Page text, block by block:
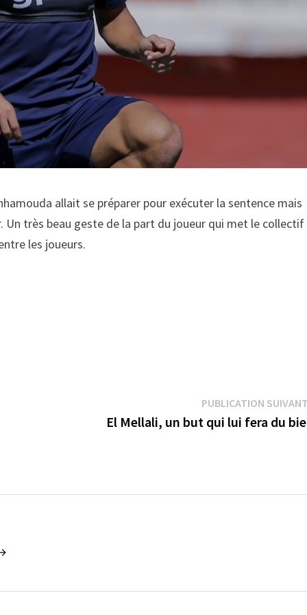
allait se préparer pour exécuter la sentence mais
Un très beau geste de la part du joueur qui met le collectif
les joueurs.
PUBLICATION
El Mellali, un but qui lui fera du